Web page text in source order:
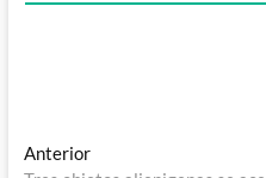
Navegación
AnteriorEntrada